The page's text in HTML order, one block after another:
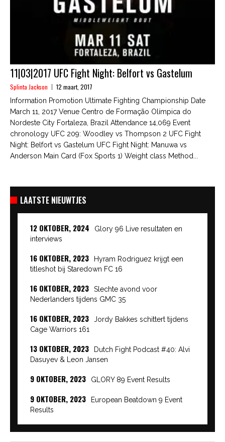
11|03|2017 UFC Fight Night: Belfort vs Gastelum
Splinta Jackson 12 maart, 2017
Information Promotion Ultimate Fighting Championship Date
March 11, 2017 Venue Centro de Formação Olímpica do
Nordeste City Fortaleza, Brazil Attendance 14,069 Event
chronology UFC 209: Woodley vs Thompson 2 UFC Fight
Night: Belfort vs Gastelum UFC Fight Night: Manuwa vs
Anderson Main Card (Fox Sports 1) Weight class Method...
LAATSTE NIEUWTJES
12 OKTOBER, 2024
Glory 96 Live resultaten en
interviews
16 OKTOBER, 2023
Hyram Rodriguez krijgt een
titleshot bij Staredown FC 16
16 OKTOBER, 2023
Slechte avond voor
Nederlanders tijdens GMC 35
16 OKTOBER, 2023
Jordy Bakkes schittert tijdens
Cage Warriors 161
13 OKTOBER, 2023
Dutch Fight Podcast #40: Alvi
Dasuyev & Leon Jansen
9 OKTOBER, 2023 GLORY 89 Event Results
9 OKTOBER, 2023
European Beatdown 9 Event
Results
Cage Warriors Academy:
Lowlands 7 recap en interviews hier